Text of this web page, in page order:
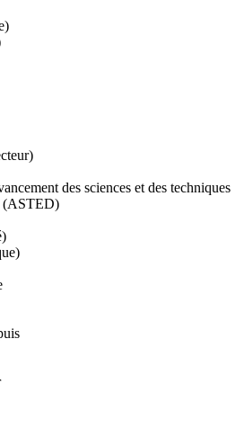
des sciences et des techniques
(ASTED)